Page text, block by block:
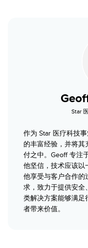
Star
作为 Star 医疗科技
的丰富经验，并将
付之中。Geoff 专注
他坚信，技术应该以
他享受与客户合作
求，致力于提供安
类解决方案能够满
者带来价值。